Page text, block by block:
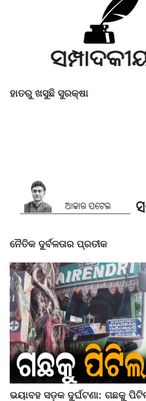
ହାତରୁ ଖସୁଛି ସୁରକ୍ଷା
ନୈତିକ ଦୁର୍ବଳତାର ପ୍ରତୀକ
ଭୟାବହ ସଡ଼କ ଦୁର୍ଘଟଣା: ଗଛକୁ